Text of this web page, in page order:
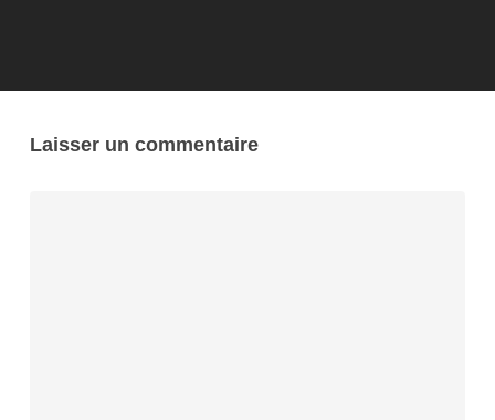
Laisser un commentaire